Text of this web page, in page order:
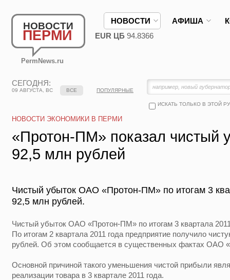
НОВОСТИ
ПЕРМИ
PermNews.ru
НОВОСТИ АФИША
EUR ЦБ 94.8366
СЕГОДНЯ:
09 АВГУСТА, ВС
ИСКАТЬ ТОЛЬКО В ЭТОЙ
ВСЕ ПОПУЛЯРНЫЕ
НОВОСТИ ЭКОНОМИКИ В ПЕРМИ
«Протон-ПМ» показал чистый
92,5 млн рублей
Чистый убыток ОАО «Протон-ПМ» по итогам 3
92,5 млн рублей.
Чистый убыток ОАО «Протон-ПМ» по итогам 3 квартала
По итогам 2 квартала 2011 года предприятие получило
рублей. Об этом сообщается в существенных фактах ОАО
Основной причиной такого уменьшения чистой прибыли
реализации товара в 3 квартале 2011 года.